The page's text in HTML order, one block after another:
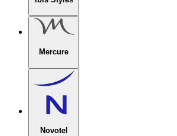
Mercure
Novotel